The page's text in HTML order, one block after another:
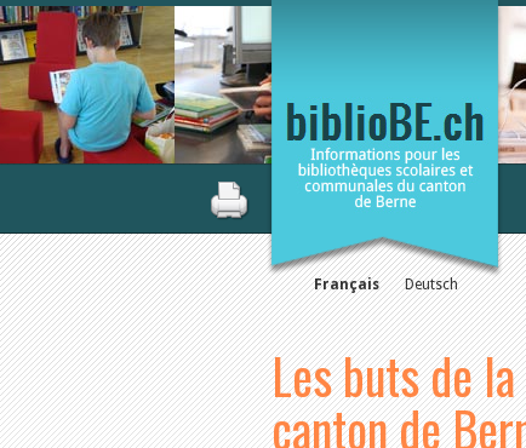
Français Deutsch
Les buts de
canton de